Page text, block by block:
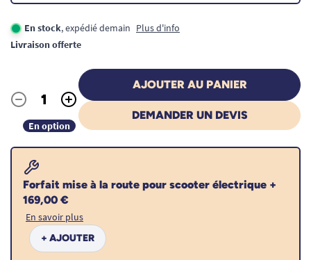
En stock, expédié demain Plus d'info
Livraison offerte
Quantité
- +
AJOUTER AU PANIER
DEMANDER UN DEVIS
En option
Forfait mise à la route pour scooter électrique +
169,00 €
En savoir plus
+ AJOUTER